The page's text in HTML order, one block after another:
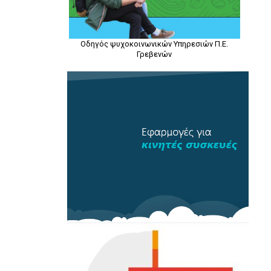
Οδηγός ψυχοκοινωνικών Υπηρεσιών Π.Ε.
Γρεβενών